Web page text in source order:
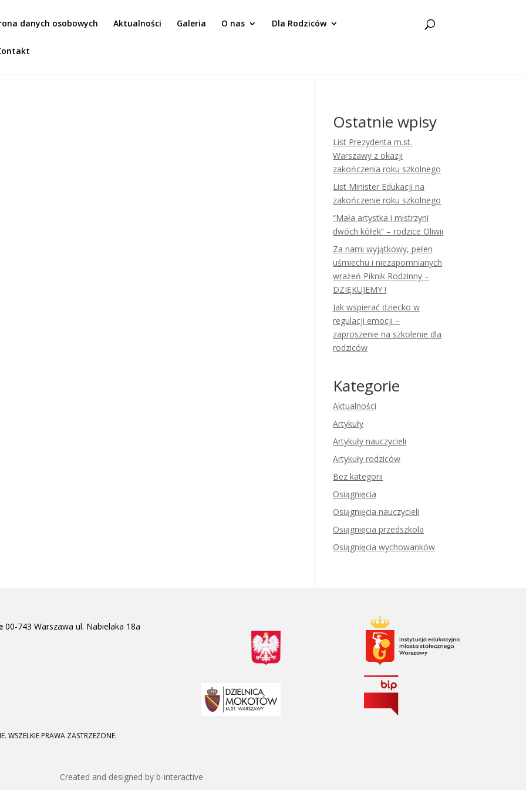
danych osobowych Aktualności Galeria O nas Dla Rodziców
Ostatnie wpisy
List Prezydenta m.st.
Warszawy z okazji
zakończenia roku szkolnego
List Minister Edukacji na
zakończenie roku szkolnego
“Mała artystka i mistrzyni
dwóch kółek” – rodzice Oliwii
Za nami wyjątkowy, pełen
uśmiechu i niezapomnianych
wrażeń Piknik Rodzinny –
DZIĘKUJEMY !
Jak wspierać dziecko w
regulacji emocji –
zaproszenie na szkolenie dla
rodziców
Kategorie
Aktualności
Artykuły
Artykuły nauczycieli
Artykuły rodziców
Bez kategorii
Osiągnięcia
Osiągnięcia nauczycieli
Osiągnięcia przedszkola
Osiągnięcia wychowanków
00-743 Warszawa ul. Nabielaka 18a
WSZELKIE PRAWA ZASTRZEŻONE.
Created and designed by b-interactive